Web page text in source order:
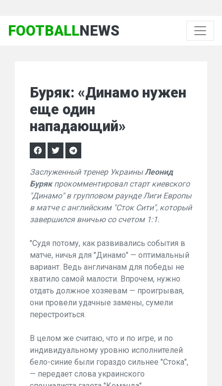
FOOTBALLNEWS
Буряк: «Динамо нужен
еще один
нападающий»
Заслуженный тренер УкраиныЛеонид
Бурякпрокомментировал старт киевского
"Динамо" в групповом раунде Лиги Европы
в матче с английским "Сток Сити", который
завершился вничью со счетом 1:1.
"Судя потому, как развивались события в
матче, ничья для "Динамо" — оптимальный
вариант. Ведь англичанам для победы не
хватило самой малости. Впрочем, нужно
отдать должное хозяевам — проигрывая,
они провели удачные замены, сумели
перестроиться.
В целом же считаю, что и по игре, и по
индивидуальному уровню исполнителей
бело-синие были гораздо сильнее "Стока",
— передает слова украинского